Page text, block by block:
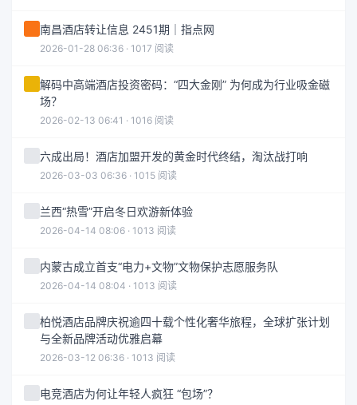
南昌酒店转让信息 2451期｜指点网
2026-01-28 06:36 · 1017 阅读
解码中高端酒店投资密码：“四大金刚” 为何成为行业吸金磁
场？
2026-02-13 06:41 · 1016 阅读
六成出局！酒店加盟开发的黄金时代终结，淘汰战打响
2026-03-03 06:36 · 1015 阅读
兰西“热雪”开启冬日欢游新体验
2026-04-14 08:06 · 1013 阅读
内蒙古成立首支“电力+文物”文物保护志愿服务队
2026-04-14 08:04 · 1013 阅读
柏悦酒店品牌庆祝逾四十载个性化奢华旅程，全球扩张计划
与全新品牌活动优雅启幕
2026-03-12 06:36 · 1013 阅读
电竞酒店为何让年轻人疯狂 “包场”？